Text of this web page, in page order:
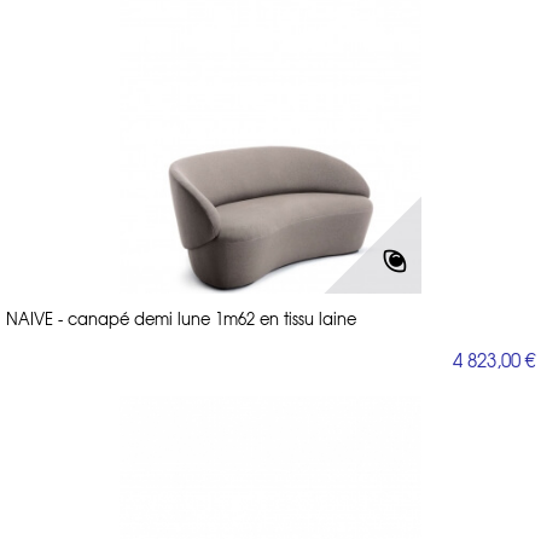
NAIVE - canapé demi lune 1m62 en tissu laine
4 823,00 €